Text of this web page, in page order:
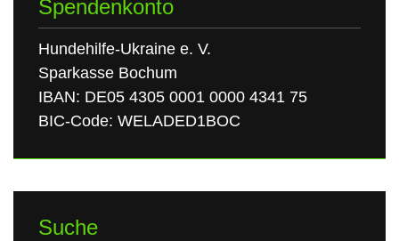
Spendenkonto
Hundehilfe-Ukraine e. V.
Sparkasse Bochum
IBAN: DE05 4305 0001 0000 4341 75
BIC-Code: WELADED1BOC
Suche